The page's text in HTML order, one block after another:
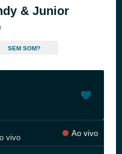
& Junior
SEM SOM?
vivo
Ao vivo